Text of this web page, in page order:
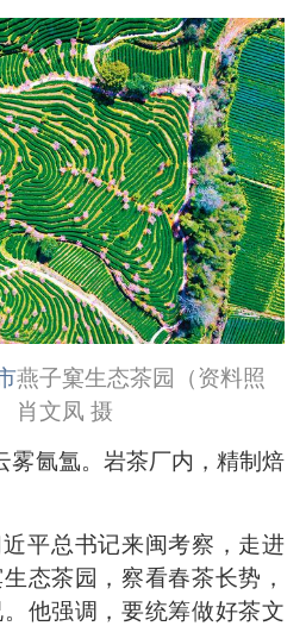
燕子窠生态茶园（资料照
肖文凤 摄
氤氲。岩茶厂内，精制焙
总书记来闽考察，走进
态茶园，察看春茶长势，
他强调，要统筹做好茶文